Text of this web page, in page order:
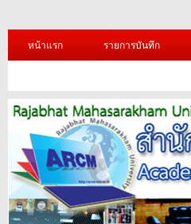
หน้าแรก รายการบันทึก